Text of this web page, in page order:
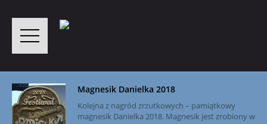
Magnesik Danielka 2018
Kolejna z nagród zrzutkowych – pamiątkowy
magnesik Danielka 2018. Magnesik jest zrobiony w